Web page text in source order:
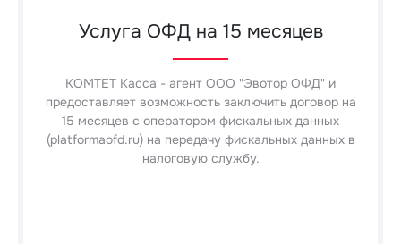
Услуга ОФД на 15 месяцев
КОМТЕТ Касса - агент ООО "Эвотор ОФД" и
предоставляет возможность заключить договор на
15 месяцев с оператором фискальных данных
(platformaofd.ru) на передачу фискальных данных в
налоговую службу.